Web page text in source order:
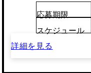
応募期限
スケジュール
詳細を見る